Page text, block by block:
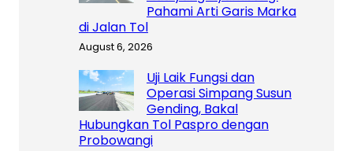
Pahami Arti Garis Marka
di Jalan Tol
August 6, 2026
Uji Laik Fungsi dan
Operasi Simpang Susun
Gending, Bakal
Hubungkan Tol Paspro dengan
Probowangi